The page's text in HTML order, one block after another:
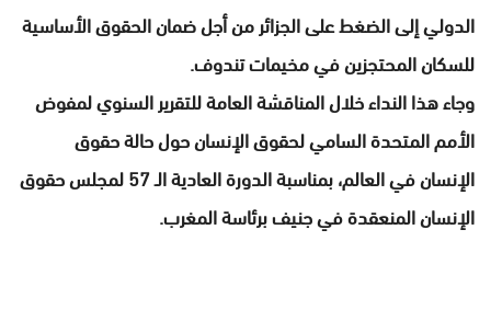
الدولي إلى الضغط على الجزائر من أجل ضمان الحقوق الأساسية
للسكان المحتجزين في مخيمات تندوف.
وجاء هذا النداء خلال المناقشة العامة للتقرير السنوي لمفوض
الأمم المتحدة السامي لحقوق الإنسان حول حالة حقوق
الإنسان في العالم، بمناسبة الدورة العادية الـ 57 لمجلس حقوق
الإنسان المنعقدة في جنيف برئاسة المغرب.